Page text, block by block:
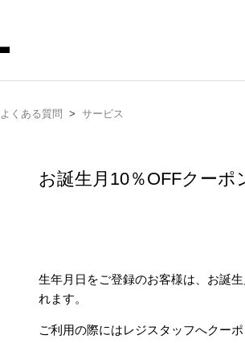
よくある質問 サービス
お誕生月10％OFFクーポ
生年月日をご登録のお客様は、お誕
れます。
ご利用の際にはレジスタッフへクーポ